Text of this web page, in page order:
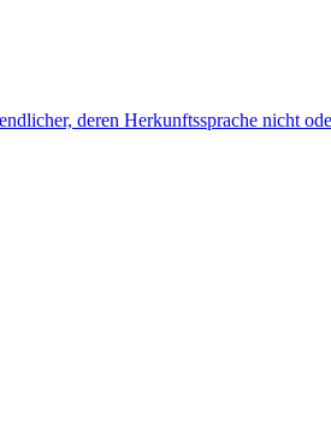
deren Herkunftssprache nicht